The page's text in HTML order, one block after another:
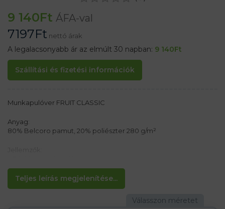
9 140Ft ÁFA-val
7197Ft nettó árak
A legalacsonyabb ár az elmúlt 30 napban: 9 140Ft
Szállítási és fizetési információk
Teljes leírás megjelenítése...
Munkapulóver FRUIT CLASSIC
Anyag:
80% Belcoro pamut, 20% poliészter 280 g/m²
– Dupla szövet kapucni
– Kenguru zseb
– Bordás mandzsetta az ujjakon és az alsó szélén elasztán